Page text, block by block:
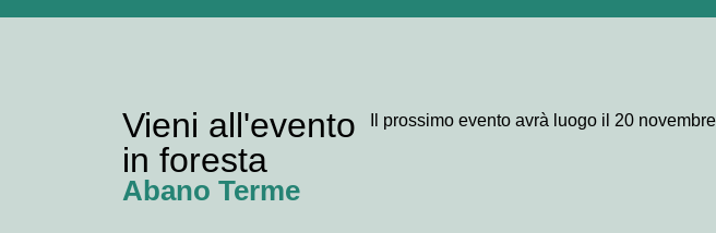
Vieni all'evento
in foresta
Abano Terme
Il prossimo evento avrà luogo il 20